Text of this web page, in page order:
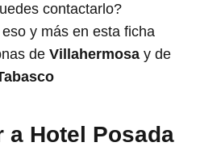
contactarlo?
y más en esta ficha
de Villahermosa y de
a Hotel Posada